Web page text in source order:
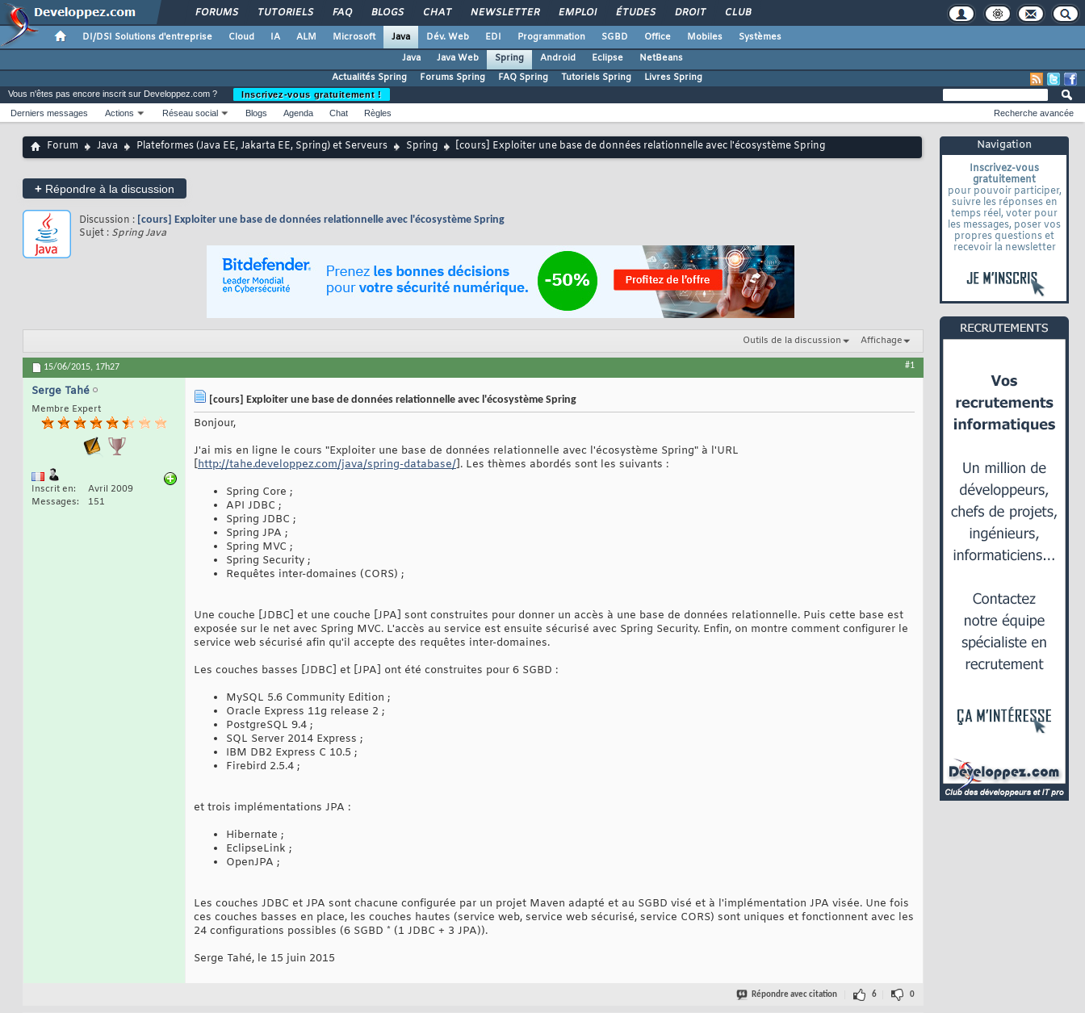
FORUMS TUTORIELS FAQ BLOGS CHAT NEWSLETTER EMPLOI ÉTUDES DROIT CLUB
DI/DSI Solutions d'entreprise Cloud IA ALM Microsoft Java Dév. Web EDI Programmation SGBD Office Mobiles
Systèmes
Java
Java Web Spring Android Eclipse
NetBeans
Actualités Spring
Forums Spring FAQ Spring Tutoriels Spring Livres Spring
Navigation
Inscrivez-vous
gratuitement
pour pouvoir participer,
suivre les réponses en
temps réel, voter pour
les messages, poser vos
propres questions et
recevoir la newsletter
Vous n'êtes pas encore inscrit sur Developpez.com ?
Inscrivez-vous gratuitement !
Derniers messages
Actions Réseau social Blogs Agenda Chat Règles Recherche avancée
Forum Java Plateformes (Java EE, Jakarta EE, Spring) et Serveurs Spring [cours] Exploiter une base de données relationnelle avec l'écosystème Spring
+ Répondre à la discussion
Discussion : [cours] Exploiter une base de données relationnelle avec l'écosystème Spring
Sujet : Spring Java
Outils de la discussion Affichage
15/06/2015, 17h27 #1
Serge Tahé
Membre Expert
Inscrit en
Avril 2009
Messages
151
[cours] Exploiter une base de données relationnelle avec l'écosystème Spring
Bonjour,
J'ai mis en ligne le cours "Exploiter une base de données relationnelle avec l'écosystème Spring" à l'URL
[http://tahe.developpez.com/java/spring-database/]. Les thèmes abordés sont les suivants :
Spring Core ;
API JDBC ;
Spring JDBC ;
Spring JPA ;
Spring MVC ;
Spring Security ;
Requêtes inter-domaines (CORS) ;
Une couche [JDBC] et une couche [JPA] sont construites pour donner un accès à une base de données relationnelle. Puis cette base est
exposée sur le net avec Spring MVC. L'accès au service est ensuite sécurisé avec Spring Security. Enfin, on montre comment configurer le
service web sécurisé afin qu'il accepte des requêtes inter-domaines.
Les couches basses [JDBC] et [JPA] ont été construites pour 6 SGBD :
MySQL 5.6 Community Edition ;
Oracle Express 11g release 2 ;
PostgreSQL 9.4 ;
SQL Server 2014 Express ;
IBM DB2 Express C 10.5 ;
Firebird 2.5.4 ;
et trois implémentations JPA :
Hibernate ;
EclipseLink ;
OpenJPA ;
Les couches JDBC et JPA sont chacune configurée par un projet Maven adapté et au SGBD visé et à l'implémentation JPA visée. Une fois
ces couches basses en place, les couches hautes (service web, service web sécurisé, service CORS) sont uniques et fonctionnent avec les
24 configurations possibles (6 SGBD * (1 JDBC + 3 JPA)).
Serge Tahé, le 15 juin 2015
Répondre avec citation 6 0